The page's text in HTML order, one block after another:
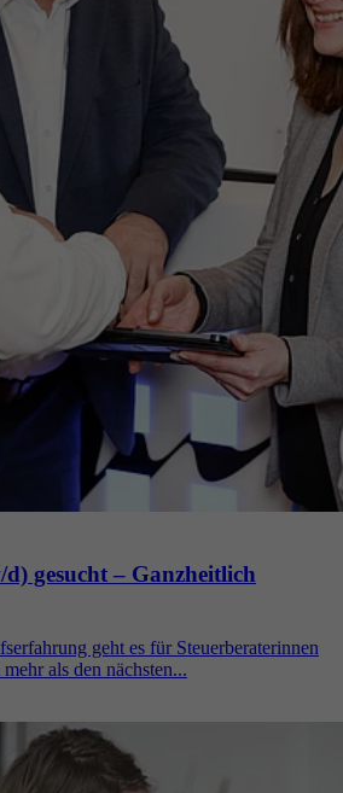
gesucht – Ganzheitlich
geht es für Steuerberaterinnen
als den nächsten...